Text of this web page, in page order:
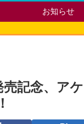
お知らせ
記念、ア